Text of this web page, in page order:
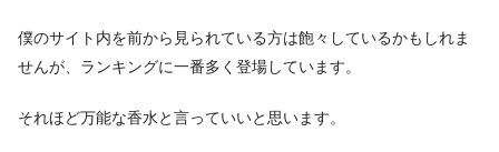
僕のサイト内を前から見られている方は飽々しているかもしれま
せんが、ランキングに一番多く登場しています。
それほど万能な香水と言っていいと思います。